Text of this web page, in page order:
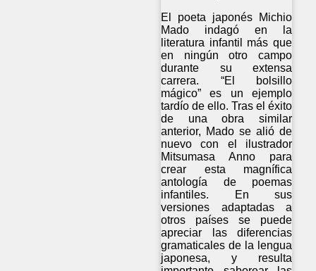
El poeta japonés Michio
Mado indagó en la
literatura infantil más que
en ningún otro campo
durante su extensa
carrera. “El bolsillo
mágico” es un ejemplo
tardío de ello. Tras el éxito
de una obra similar
anterior, Mado se alió de
nuevo con el ilustrador
Mitsumasa Anno para
crear esta magnífica
antología de poemas
infantiles. En sus
versiones adaptadas a
otros países se puede
apreciar las diferencias
gramaticales de la lengua
japonesa, y resulta